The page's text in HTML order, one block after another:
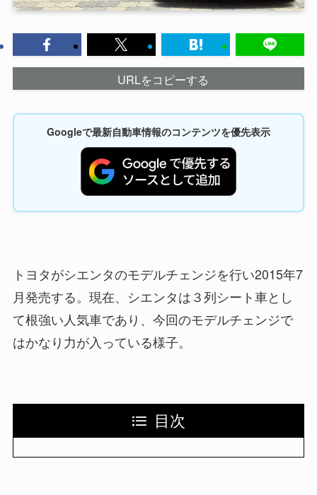
URLをコピーする
Googleで最新自動車情報のコンテンツを優先表示
トヨタがシエンタのモデルチェンジを行い2015年7
月発売する。現在、シエンタは３列シート車とし
て根強い人気車であり、今回のモデルチェンジで
はかなり力が入っている様子。
目次